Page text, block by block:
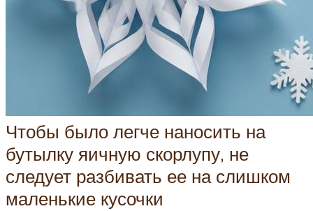
Чтобы было легче наносить на
бутылку яичную скорлупу, не
следует разбивать ее на слишком
маленькие кусочки